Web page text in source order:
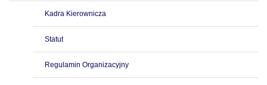
Kadra Kierownicza
Statut
Regulamin Organizacyjny